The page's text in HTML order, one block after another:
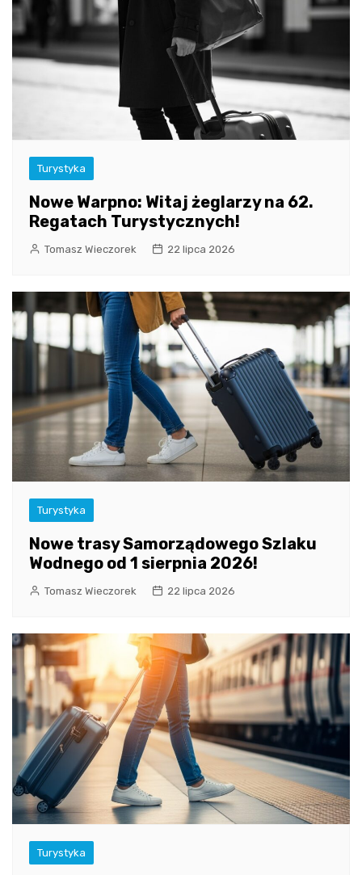
Turystyka
Nowe Warpno: Witaj żeglarzy na 62.
Regatach Turystycznych!
Tomasz Wieczorek 22 lipca 2026
Turystyka
Nowe trasy Samorządowego Szlaku
Wodnego od 1 sierpnia 2026!
Tomasz Wieczorek 22 lipca 2026
Turystyka